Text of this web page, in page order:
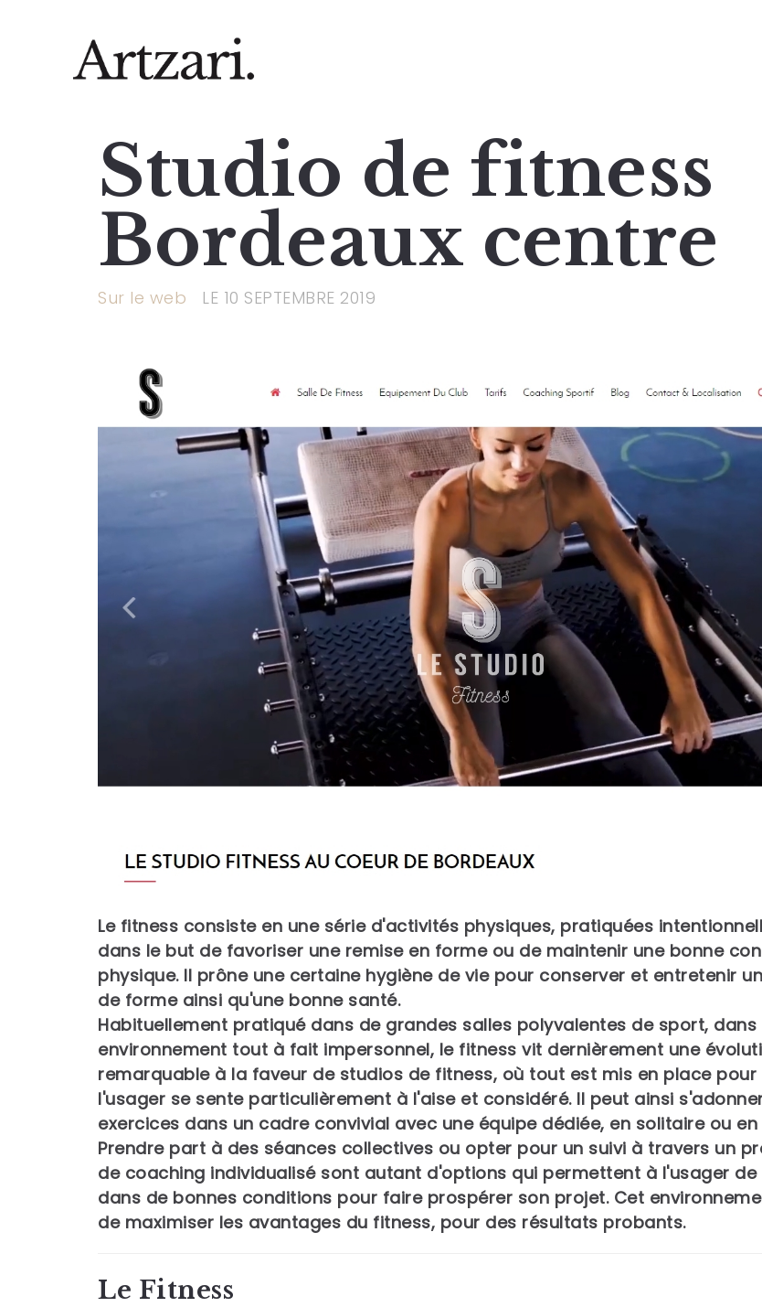
Studio de fitness
Bordeaux centre
Sur le web LE 10 SEPTEMBRE 2019
Le fitness consiste en une série d'activités physiques, pratiquées
dans le but de favoriser une remise en forme ou de maintenir une bonne
physique. Il prône une certaine hygiène de vie pour conserver et entretenir
de forme ainsi qu'une bonne santé.
Habituellement pratiqué dans de grandes salles polyvalentes de sport, dans
environnement tout à fait impersonnel, le fitness vit dernièrement une
remarquable à la faveur de studios de fitness, où tout est mis en place pour
l'usager se sente particulièrement à l'aise et considéré. Il peut ainsi
exercices dans un cadre convivial avec une équipe dédiée, en solitaire ou en
Prendre part à des séances collectives ou opter pour un suivi à travers un
de coaching individualisé sont autant d'options qui permettent à l'usager de
dans de bonnes conditions pour faire prospérer son projet. Cet
de maximiser les avantages du fitness, pour des résultats probants.
Le Fitness